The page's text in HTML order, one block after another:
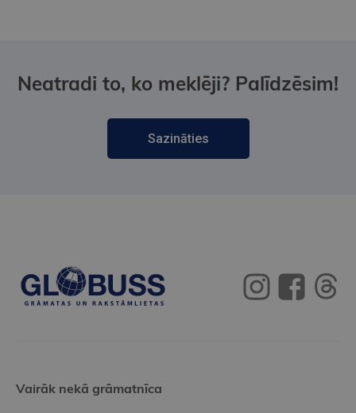
Neatradi to, ko meklēji? Palīdzēsim!
Sazināties
Vairāk nekā grāmatnīca